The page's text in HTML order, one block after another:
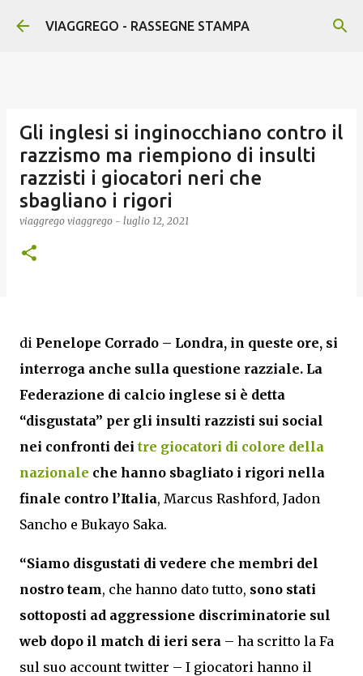
Passa ai contenuti principali
VIAGGREGO - RASSEGNE STAMPA
Gli inglesi si inginocchiano contro il
razzismo ma riempiono di insulti
razzisti i giocatori neri che
sbagliano i rigori
viaggrego viaggrego - luglio 12, 2021
di Penelope Corrado – Londra, in queste ore, si
interroga anche sulla questione razziale. La
Federazione di calcio inglese si è detta
“disgustata” per gli insulti razzisti sui social
nei confronti dei tre giocatori di colore della
nazionale che hanno sbagliato i rigori nella
finale contro l’Italia, Marcus Rashford, Jadon
Sancho e Bukayo Saka.
“Siamo disgustati di vedere che membri del
nostro team, che hanno dato tutto, sono stati
sottoposti ad aggressione discriminatorie sul
web dopo il match di ieri sera – ha scritto la Fa
sul suo account twitter – I giocatori hanno il